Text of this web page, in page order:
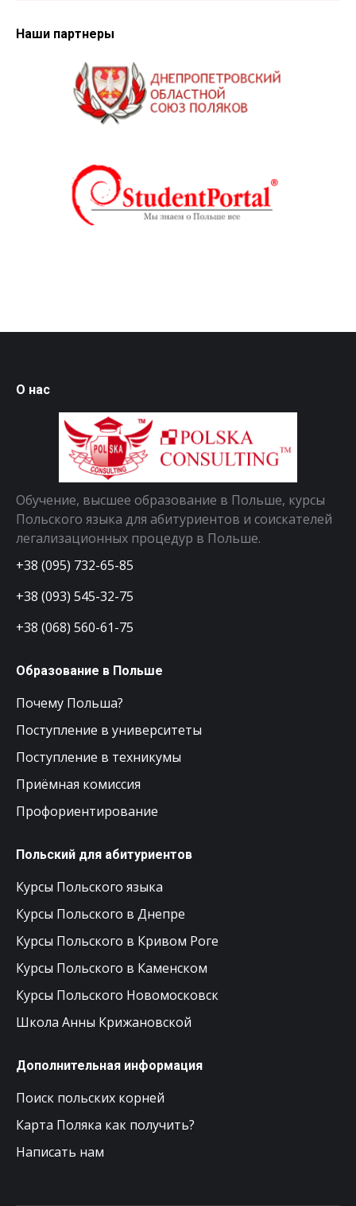
Наши партнеры
О нас
Обучение, высшее образование в Польше, курсы
Польского языка для абитуриентов и соискателей
легализационных процедур в Польше.
+38 (095) 732-65-85
+38 (093) 545-32-75
+38 (068) 560-61-75
Образование в Польше
Почему Польша?
Поступление в университеты
Поступление в техникумы
Приёмная комиссия
Профориентирование
Польский для абитуриентов
Курсы Польского языка
Курсы Польского в Днепре
Курсы Польского в Кривом Роге
Курсы Польского в Каменском
Курсы Польского Новомосковск
Школа Анны Крижановской
Дополнительная информация
Поиск польских корней
Карта Поляка как получить?
Написать нам